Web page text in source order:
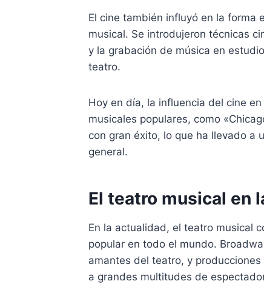
El cine también influyó en la forma
musical. Se introdujeron técnicas
y la grabación de música en
teatro.
Hoy en día, la influencia del cine
musicales populares, como
con gran éxito, lo que ha llevado a
general.
El teatro musical en
En la actualidad, el teatro musical
popular en todo el mundo.
amantes del teatro, y
a grandes multitudes de